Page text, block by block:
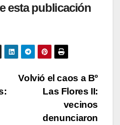
Li
m
ar
tir
esta publicación
Volvió el caos a Bº
Las Flores II:
vecinos
denunciaron